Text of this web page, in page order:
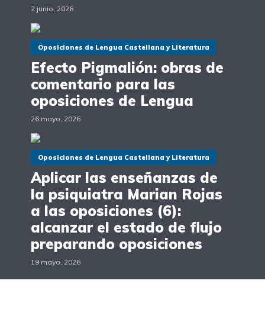
2 junio, 2026
Oposiciones de Lengua Castellana y Literatura
Efecto Pigmalión: obras de
comentario para las
oposiciones de Lengua
26 mayo, 2026
Oposiciones de Lengua Castellana y Literatura
Aplicar las enseñanzas de
la psiquiatra Marian Rojas
a las oposiciones (6):
alcanzar el estado de flujo
preparando oposiciones
19 mayo, 2026